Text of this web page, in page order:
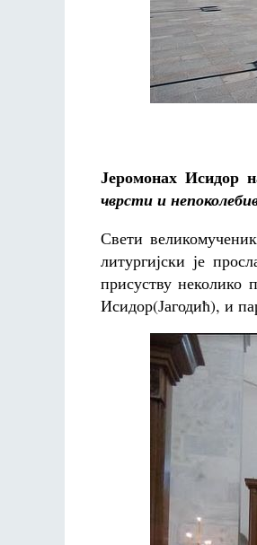
Јеромонах Исидор
чврсти и
Свети
литургијски је
присуству неколико
Исидор(Јагодић), и